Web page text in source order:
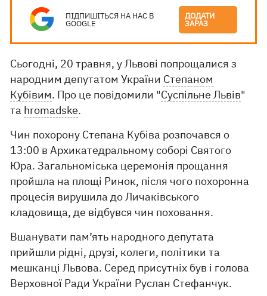
ПІДПИШІТЬСЯ НА НАС В
GOOGLE
ДОДАТИ
ЗАРАЗ
Сьогодні, 20 травня, у Львові попрощалися з
народним депутатом України Степаном
Кубівим. Про це повідомили "Суспільне Львів"
та hromadske.
Чин похорону Степана Кубіва розпочався о
13:00 в Архикатедральному соборі Святого
Юра. Загальноміська церемонія прощання
пройшла на площі Ринок, після чого похоронна
процесія вирушила до Личаківського
кладовища, де відбувся чин поховання.
Вшанувати пам’ять народного депутата
прийшли рідні, друзі, колеги, політики та
мешканці Львова. Серед присутніх був і голова
Верховної Ради України Руслан Стефанчук.